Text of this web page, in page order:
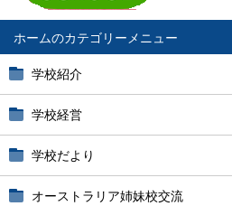
ホーム
学校紹介
学校経営
学校だより
オーストラリア姉妹校交流